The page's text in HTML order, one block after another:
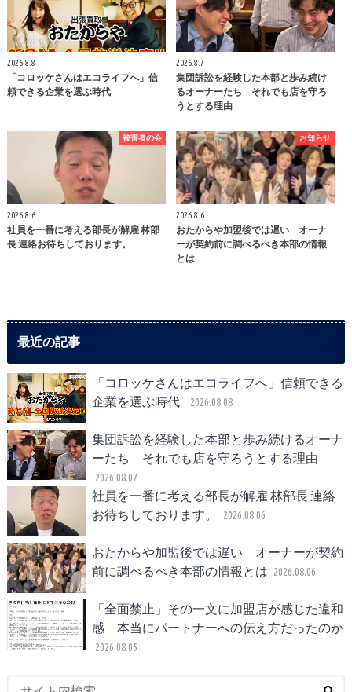
2026.8.8
「コロッケさんはエコライフへ」信
頼できる企業を選ぶ時代
2026.8.7
集団訴訟を経験した本部と歩み続け
るオーナーたち それでも店を守ろ
うとする理由
被害者の会
2026.8.6
社員を一番に考える部長が解雇 林部
長 連絡お待ちしております。
お知らせ
2026.8.6
おたからや加盟後では遅い オーナ
ーが契約前に調べるべき本部の情報
とは
最近の記事
「コロッケさんはエコライフへ」信頼できる
企業を選ぶ時代
2026.08.08
集団訴訟を経験した本部と歩み続けるオーナ
ーたち それでも店を守ろうとする理由
2026.08.07
社員を一番に考える部長が解雇 林部長 連絡
お待ちしております。
2026.08.06
おたからや加盟後では遅い オーナーが契約
前に調べるべき本部の情報とは 2026.08.06
「全面禁止」その一文に加盟店が感じた違和
感 本当にパートナーへの伝え方だったのか
2026.08.05